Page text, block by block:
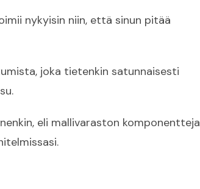
nykyisin niin, että sinun pitää
joka tietenkin satunnaisesti
eli mallivaraston komponentteja